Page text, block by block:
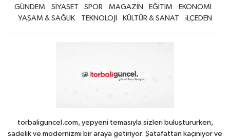
GÜNDEM SİYASET SPOR MAGAZİN EĞİTİM
EKONOMİ
YAŞAM & SAĞLIK
TEKNOLOJİ KÜLTÜR & SANAT iLÇEDEN
torbaliguncel.com, yepyeni temasıyla sizleri buluştururken,
sadelik ve modernizmi bir araya getiriyor. Şatafattan kaçınıyor ve